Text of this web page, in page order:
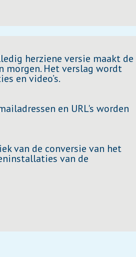
herziene versie maakt de
morgen. Het verslag wordt
en video’s.
en URL's worden
van de conversie van het
van de